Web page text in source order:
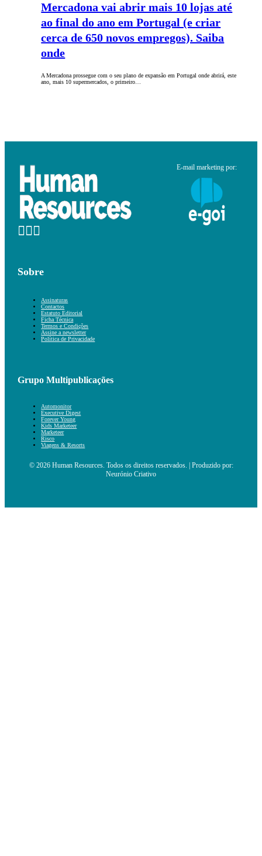
Mercadona vai abrir mais 10 lojas até
ao final do ano em Portugal (e criar
cerca de 650 novos empregos). Saiba
onde
A Mercadona prossegue com o seu plano de expansão em Portugal onde abrirá, este
ano, mais 10 supermercados, o primeiro…
E-mail marketing por:
Sobre
Assinaturas
Contactos
Estatuto Editorial
Ficha Técnica
Termos e Condições
Assine a newsletter
Política de Privacidade
Grupo Multipublicações
Automonitor
Executive Digest
Forever Young
Kids Marketeer
Marketeer
Risco
Viagens & Resorts
© 2026 Human Resources. Todos os direitos reservados. | Produzido por:
Neurónio Criativo